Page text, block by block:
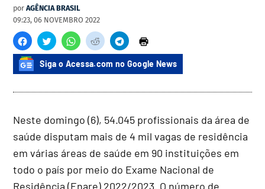
por AGÊNCIA BRASIL
09:23, 06 NOVEMBRO 2022
Siga o Acessa.com no Google News
Neste domingo (6), 54.045 profissionais da área de
saúde disputam mais de 4 mil vagas de residência
em várias áreas de saúde em 90 instituições em
todo o país por meio do Exame Nacional de
Residência (Enare) 2022/2023. O número de